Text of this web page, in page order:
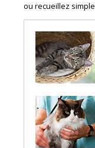
ou recueillez